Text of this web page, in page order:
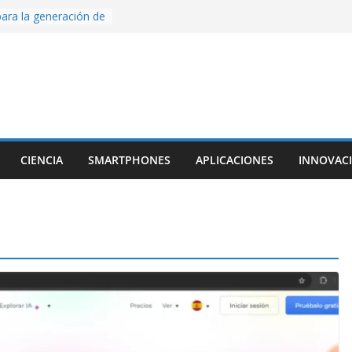
la generación de
con Inteligencia
una app
una
CIENCIA SMARTPHONES APLICACIONES